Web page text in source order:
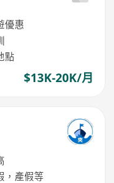
優惠
點
$13K-20K/月
，產假等